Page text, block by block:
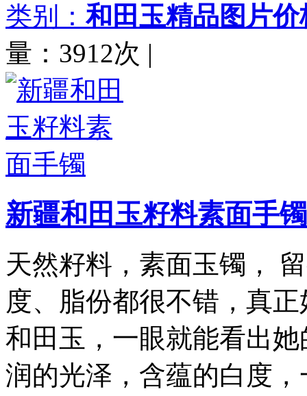
类别：和田玉精品图片价
量：3912次 |
新疆和田玉籽料素面手镯
天然籽料，素面玉镯，
度、脂份都很不错，真
和田玉，一眼就能看出
润的光泽，含蕴的白度